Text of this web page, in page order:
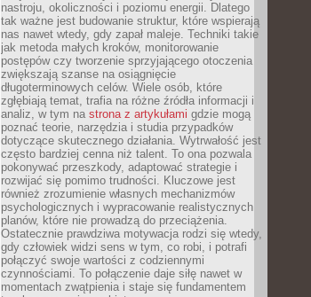
nastroju, okoliczności i poziomu energii. Dlatego
tak ważne jest budowanie struktur, które wspierają
nas nawet wtedy, gdy zapał maleje. Techniki takie
jak metoda małych kroków, monitorowanie
postępów czy tworzenie sprzyjającego otoczenia
zwiększają szanse na osiągnięcie
długoterminowych celów. Wiele osób, które
zgłębiają temat, trafia na różne źródła informacji i
analiz, w tym na strona z artykułami gdzie mogą
poznać teorie, narzędzia i studia przypadków
dotyczące skutecznego działania. Wytrwałość jest
często bardziej cenna niż talent. To ona pozwala
pokonywać przeszkody, adaptować strategie i
rozwijać się pomimo trudności. Kluczowe jest
również zrozumienie własnych mechanizmów
psychologicznych i wypracowanie realistycznych
planów, które nie prowadzą do przeciążenia.
Ostatecznie prawdziwa motywacja rodzi się wtedy,
gdy człowiek widzi sens w tym, co robi, i potrafi
połączyć swoje wartości z codziennymi
czynnościami. To połączenie daje siłę nawet w
momentach zwątpienia i staje się fundamentem